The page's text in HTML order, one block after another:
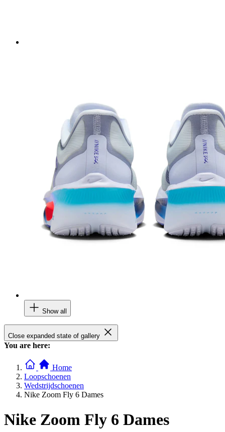
Show all
Close expanded state of gallery
You are here:
Home
Loopschoenen
Wedstrijdschoenen
Nike Zoom Fly 6 Dames
Nike Zoom Fly 6 Dames